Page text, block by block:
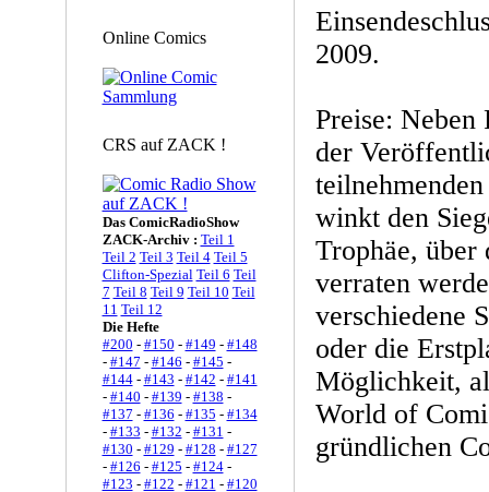
Online Comics
CRS auf ZACK !
Das ComicRadioShow
ZACK-Archiv : Teil 1
Teil 2 Teil 3 Teil 4 Teil 5
Clifton-Spezial Teil 6 Teil
7 Teil 8 Teil 9 Teil 10 Teil
11 Teil 12
Die Hefte
#200 - #150 - #149 - #148
- #147 - #146 - #145 -
#144- #143 - #142 - #141
- #140 - #139 - #138 -
#137 - #136 - #135 - #134
- #133 - #132 - #131 -
#130 - #129 - #128 - #127
- #126 - #125 - #124-
#123 - #122 - #121 - #120
2009.
Preise: Neben
der
winkt den
Trophäe, über
verraten
verschiedene
oder die
Möglichkeit,
World of
gründlichen